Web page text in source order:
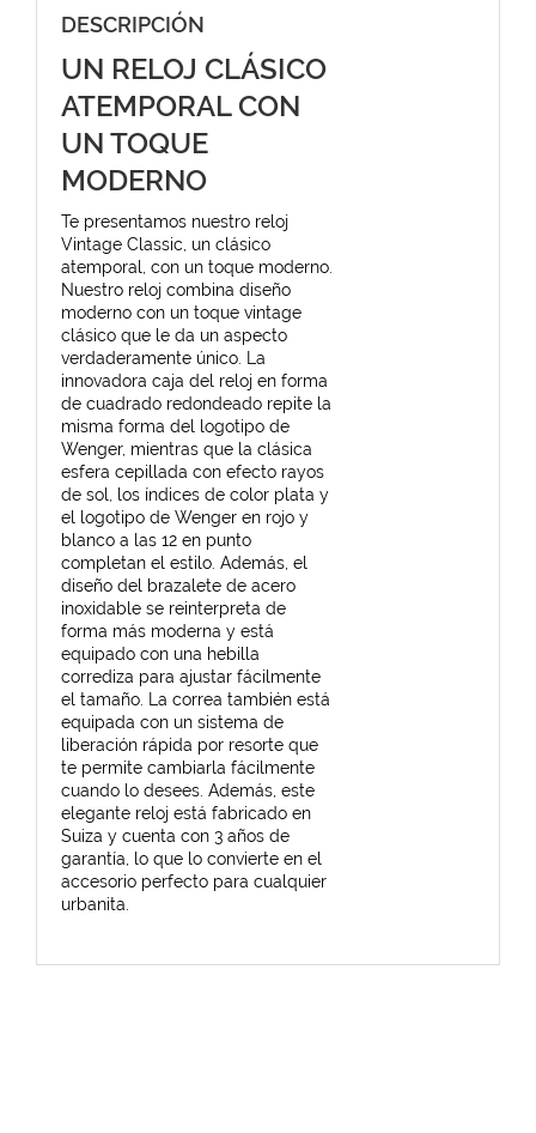
DESCRIPCIÓN
UN RELOJ CLÁSICO
ATEMPORAL CON
UN TOQUE
MODERNO
Te presentamos nuestro reloj
Vintage Classic, un clásico
atemporal, con un toque moderno.
Nuestro reloj combina diseño
moderno con un toque vintage
clásico que le da un aspecto
verdaderamente único. La
innovadora caja del reloj en forma
de cuadrado redondeado repite la
misma forma del logotipo de
Wenger, mientras que la clásica
esfera cepillada con efecto rayos
de sol, los índices de color plata y
el logotipo de Wenger en rojo y
blanco a las 12 en punto
completan el estilo. Además, el
diseño del brazalete de acero
inoxidable se reinterpreta de
forma más moderna y está
equipado con una hebilla
corrediza para ajustar fácilmente
el tamaño. La correa también está
equipada con un sistema de
liberación rápida por resorte que
te permite cambiarla fácilmente
cuando lo desees. Además, este
elegante reloj está fabricado en
Suiza y cuenta con 3 años de
garantía, lo que lo convierte en el
accesorio perfecto para cualquier
urbanita.